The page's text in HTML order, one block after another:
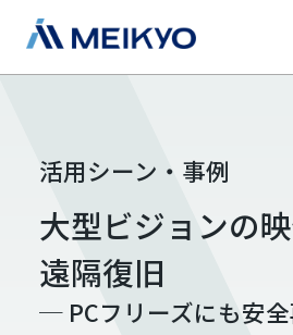
活用シーン・事例
大型ビジョンの
遠隔復旧
─ PCフリーズにも安